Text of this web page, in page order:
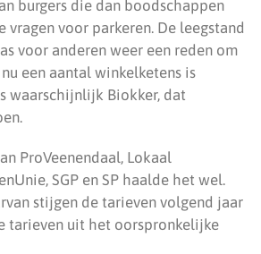
burgers die dan boodschappen
vragen voor parkeren. De leegstand
voor anderen weer een reden om
een aantal winkelketens is
waarschijnlijk Biokker, dat
ProVeenendaal, Lokaal
SGP en SP haalde het wel.
stijgen de tarieven volgend jaar
tarieven uit het oorspronkelijke